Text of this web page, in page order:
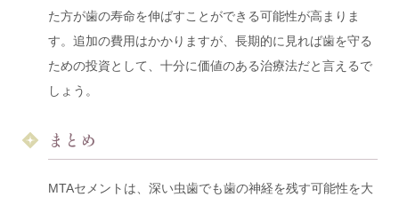
た方が歯の寿命を伸ばすことができる可能性が高まりま
す。追加の費用はかかりますが、長期的に見れば歯を守る
ための投資として、十分に価値のある治療法だと言えるで
しょう。
まとめ
MTAセメントは、深い虫歯でも歯の神経を残す可能性を大